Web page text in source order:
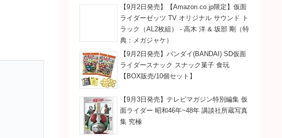
【9月2日発売】【Amazon.co.jp限定】仮面
ライダーゼッツ TV オリジナル サウンド ト
ラック（AL2枚組） - 高木 洋 & 坂部 剛（特
典：メガジャケ）
【9月2日発売】バンダイ(BANDAI) SD仮面
ライダースナック スナック菓子 食玩
【BOX販売/10個セット】
【9月3日発売】テレビマガジン特別編集 仮
面ライダー 昭和46年~48年 講談社所蔵写真
集 究極